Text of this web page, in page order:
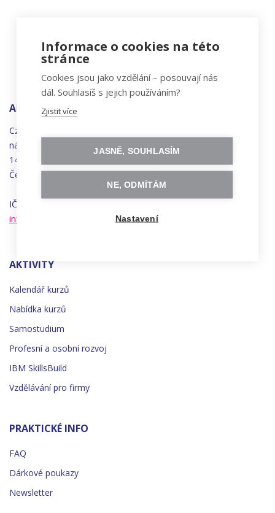
ADRESA
Czechitas, z.ú.
náměstí
Synků 1748/17
140 00 Praha 4 - Nusle
Česká republika
IČO 22834958 | DIČ CZ22834958
info@czechitas.cz
AKTIVITY
Kalendář kurzů
Nabídka kurzů
Samostudium
Profesní a osobní rozvoj
IBM SkillsBuild
Vzdělávání pro firmy
PRAKTICKÉ INFO
FAQ
Dárkové poukazy
Newsletter
Informace o cookies na této
stránce
Cookies jsou jako vzdělání – posouvají nás
dál. Souhlasíš s jejich používáním?
Zjistit více
JASNĚ, SOUHLASÍM
NE, ODMÍTÁM
Nastavení